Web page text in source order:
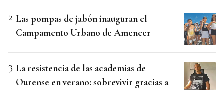
Las pompas de jabón inauguran el
Campamento Urbano de Amencer
La resistencia de las academias de
Ourense en verano: sobrevivir gracias a